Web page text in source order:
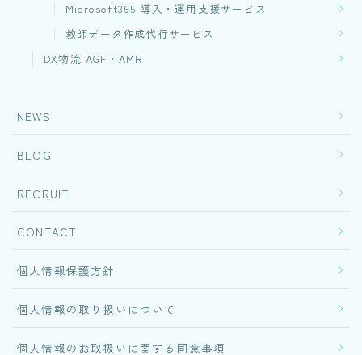
Microsoft365 導入・運用支援サービス
教師データ作成代行サービス
DX物流 AGF・AMR
NEWS
BLOG
RECRUIT
CONTACT
個人情報保護方針
個人情報の取り扱いについて
個人情報のお取扱いに関する同意事項